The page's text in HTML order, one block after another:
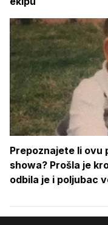
Prepoznajete li ovu
showa? Prošla je
odbila je i poljubac